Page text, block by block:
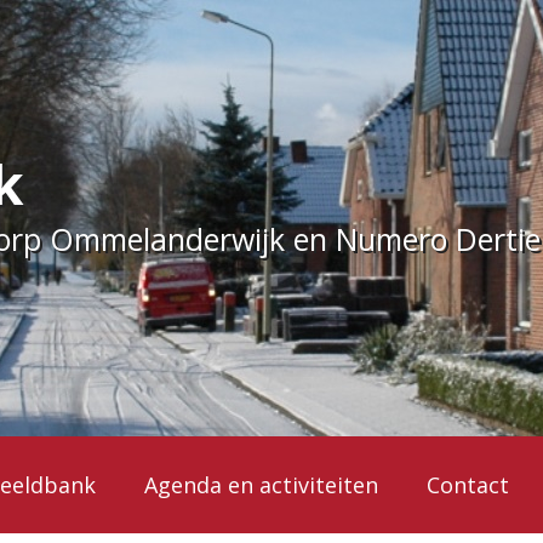
Ommelanderwijk en Numero
Agenda en activiteiten Contact